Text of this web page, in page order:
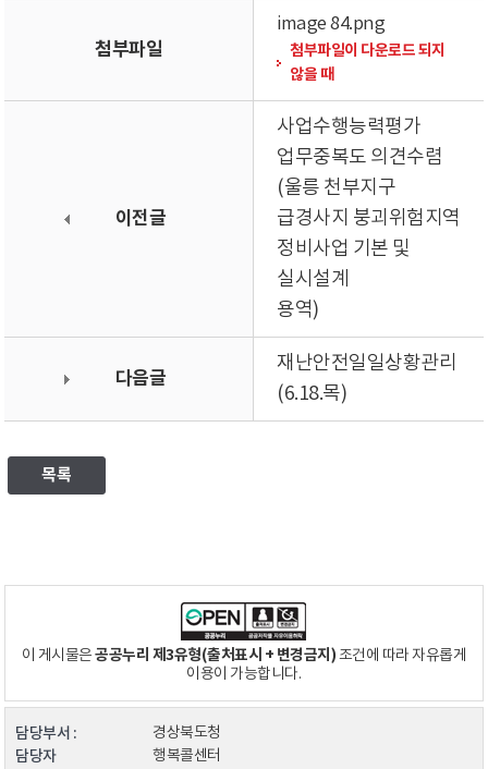
첨부파일
image 84.png
첨부파일이 다운로드 되지
않을 때
이전글
사업수행능력평가
업무중복도 의견수렴
(울릉 천부지구
급경사지 붕괴위험지역
정비사업 기본 및
실시설계
용역)
다음글
재난안전일일상황관리
(6.18.목)
목록
이 게시물은공공누리 제3유형(출처표시 + 변경금지)조건에 따라 자유롭게
이용이 가능합니다.
담당부서 : 경상북도청
담당자 행복콜센터